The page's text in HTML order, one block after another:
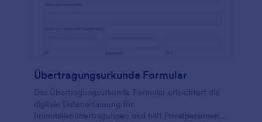
Übertragungsurkunde Formular
Das Übertragungsurkunde Formular erleichtert die
digitale Datenerfassung für
Immobilienübertragungen und hilft Privatpersonen,